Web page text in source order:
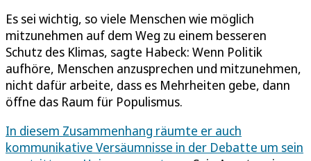
Es sei wichtig, so viele Menschen wie möglich
mitzunehmen auf dem Weg zu einem besseren
Schutz des Klimas, sagte Habeck: Wenn Politik
aufhöre, Menschen anzusprechen und mitzunehmen,
nicht dafür arbeite, dass es Mehrheiten gebe, dann
öffne das Raum für Populismus.
In diesem Zusammenhang räumte er auch
kommunikative Versäumnisse in der Debatte um sein